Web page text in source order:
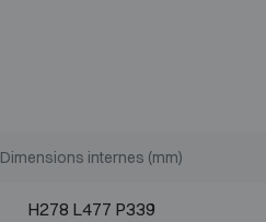
Dimensions internes (mm)
H278 L477 P339